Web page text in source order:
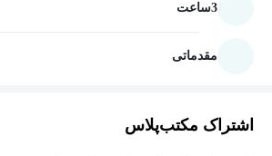
3ساعت
مقدماتی
اشتراک مکتب‌پلاس